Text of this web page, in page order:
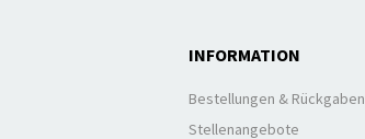
INFORMATION
Bestellungen & Rückgaben
Stellenangebote